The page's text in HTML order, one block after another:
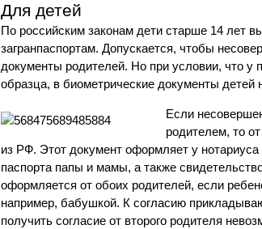
Для детей
По российским законам дети старше 14 лет
загранпаспортам. Допускается, чтобы
документы родителей. Но при условии, что у
образца, в биометрические документы детей
Если
родителем, то
из РФ. Этот документ оформляет у
паспорта папы и мамы, а также
оформляется от обоих родителей, если
например, бабушкой. К согласию
получить согласие от второго родителя